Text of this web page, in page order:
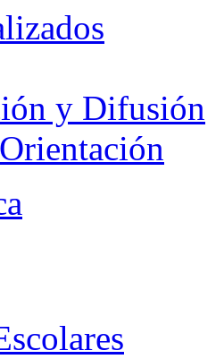
y Difusión